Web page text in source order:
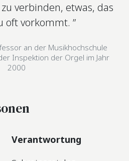
verbinden, etwas, das
oft vorkommt. ”
an der Musikhochschule
Inspektion der Orgel im Jahr
2000
Verantwortung